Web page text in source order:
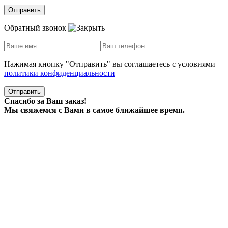
Отправить
Обратный звонок
Нажимая кнопку "Отправить" вы соглашаетесь с условиями
политики конфиденциальности
Отправить
Спасибо за Ваш заказ!
Мы свяжемся с Вами в самое ближайшее время.